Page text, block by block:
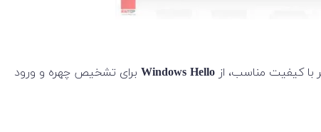
با کیفیت مناسب، از Windows Hello برای تشخیص چهره و ورود